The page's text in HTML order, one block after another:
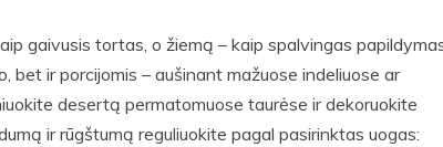
gaivusis tortas, o žiemą – kaip spalvingas
bet ir porcijomis – aušinant mažuose indeliuose ar
desertą permatomuose taurėse ir dekoruokite
ir rūgštumą reguliuokite pagal pasirinktas uogas: